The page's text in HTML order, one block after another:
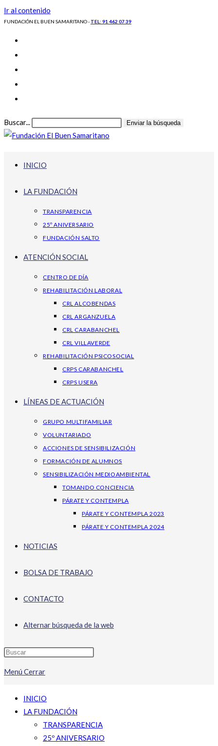
Ir al contenido
FUNDACIÓN EL BUEN SAMARITANO - TEL: 91 462 07 39
Buscar... Enviar la búsqueda
INICIO
LA FUNDACIÓN
TRANSPARENCIA
25º ANIVERSARIO
FUNDACIÓN SALTO
ATENCIÓN SOCIAL
CENTRO DE DÍA
REHABILITACIÓN LABORAL
CRL ALCOBENDAS
CRL ARGANZUELA
CRL CARABANCHEL
CRL VILLAVERDE
REHABILITACIÓN PSICOSOCIAL
CRPS CARABANCHEL
CRPS USERA
LÍNEAS DE ACTUACIÓN
GRUPO MULTIFAMILIAR
VOLUNTARIADO
ACCIONES DE SENSIBILIZACIÓN
FORMACIÓN DE ALUMNOS
SENSIBILIZACIÓN MEDIOAMBIENTAL
TOMANDO CONCIENCIA
PÁRATE Y CONTEMPLA
PÁRATE Y CONTEMPLA 2023
PÁRATE Y CONTEMPLA 2024
NOTICIAS
BOLSA DE TRABAJO
CONTACTO
Alternar búsqueda de la web
Menú Cerrar
INICIO
LA FUNDACIÓN
TRANSPARENCIA
25º ANIVERSARIO